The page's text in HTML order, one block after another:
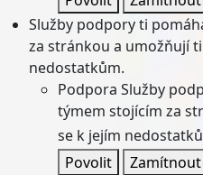
Služby podpory ti
za stránkou a umožňují
nedostatkům.
Podpora Služby
týmem stojícím za
se k jejím
Povolit
Zamítnout